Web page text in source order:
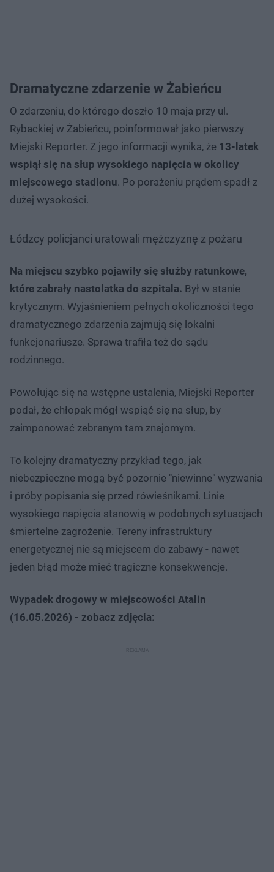
Dramatyczne zdarzenie w Żabieńcu
O zdarzeniu, do którego doszło 10 maja przy ul.
Rybackiej w Żabieńcu, poinformował jako pierwszy
Miejski Reporter. Z jego informacji wynika, że 13-latek
wspiął się na słup wysokiego napięcia w okolicy
miejscowego stadionu. Po porażeniu prądem spadł z
dużej wysokości.
Łódzcy policjanci uratowali mężczyznę z pożaru
Spróbuj ponownie
Na miejscu szybko pojawiły się służby ratunkowe,
które zabrały nastolatka do szpitala. Był w stanie
krytycznym. Wyjaśnieniem pełnych okoliczności tego
dramatycznego zdarzenia zajmują się lokalni
funkcjonariusze. Sprawa trafiła też do sądu
rodzinnego.
Powołując się na wstępne ustalenia, Miejski Reporter
podał, że chłopak mógł wspiąć się na słup, by
zaimponować zebranym tam znajomym.
To kolejny dramatyczny przykład tego, jak
niebezpieczne mogą być pozornie "niewinne" wyzwania
i próby popisania się przed rówieśnikami. Linie
wysokiego napięcia stanowią w podobnych sytuacjach
śmiertelne zagrożenie. Tereny infrastruktury
energetycznej nie są miejscem do zabawy - nawet
jeden błąd może mieć tragiczne konsekwencje.
Wypadek drogowy w miejscowości Atalin
(16.05.2026) - zobacz zdjęcia: